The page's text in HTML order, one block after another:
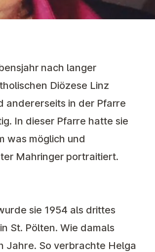
nach langer
Diözese Linz
andererseits in der Pfarre
In dieser Pfarre hatte sie
was möglich und
Mahringer portraitiert.
sie 1954 als drittes
St. Pölten. Wie damals
Jahre. So verbrachte Helga